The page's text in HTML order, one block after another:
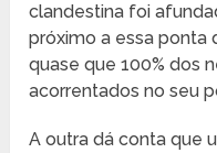
clandestina foi
próximo a essa ponta
quase que 100% dos
acorrentados no seu
A outra dá conta que